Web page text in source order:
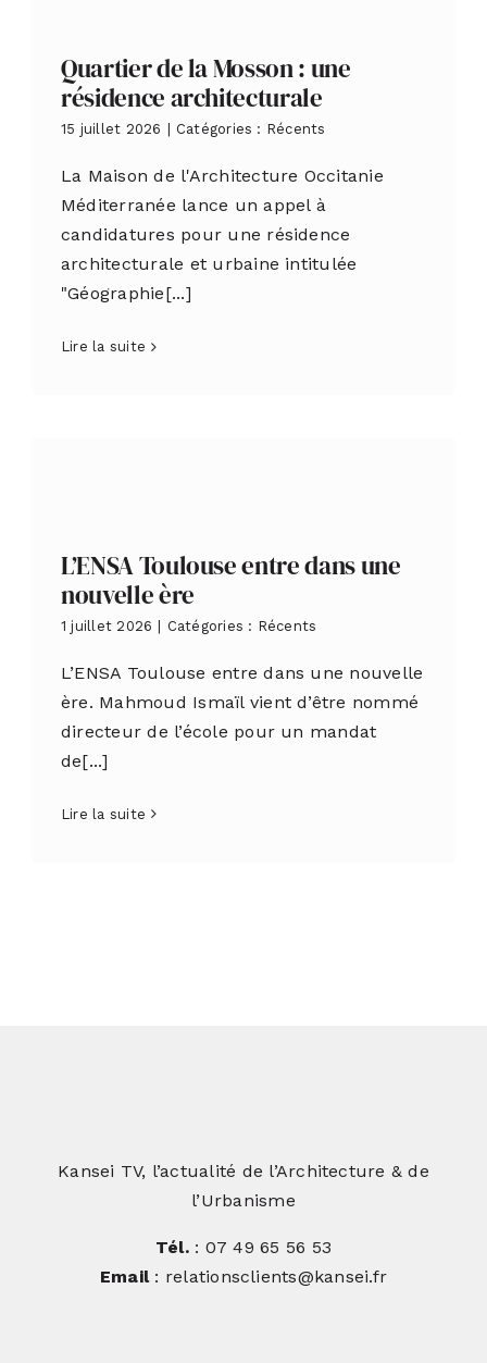
Quartier de la Mosson : une
résidence architecturale
15 juillet 2026 Catégories : Récents
La Maison de l'Architecture Occitanie
Méditerranée lance un appel à
candidatures pour une résidence
architecturale et urbaine intitulée
"Géographie[...]
Lire la suite
L’ENSA Toulouse entre dans une
nouvelle ère
1 juillet 2026 | Catégories : Récents
L’ENSA Toulouse entre dans une nouvelle
ère. Mahmoud Ismaïl vient d’être nommé
directeur de l’école pour un mandat
de[...]
Lire la suite
Kansei TV, l’actualité de l’Architecture & de
l’Urbanisme
Tél.: 07 49 65 56 53
Email: relationsclients@kansei.fr